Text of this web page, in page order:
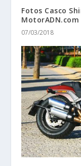
Fotos Casco
MotorADN.com
07/03/2018